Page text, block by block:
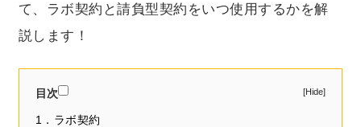
て、ラボ契約と請負型契約をいつ使用するかを解
説します！
目次
1．ラボ契約